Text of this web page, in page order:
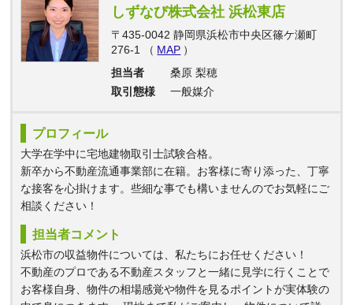
しずなび株式会社 浜松東店
〒435-0042 静岡県浜松市中央区篠ケ瀬町
276-1 （ MAP ）
担当者
桑原 梨穂
取引態様
一般媒介
プロフィール
大学在学中に宅地建物取引士試験合格。
新卒から不動産流通事業部に在籍。お客様に寄り添った、丁寧
な接客を心掛けます。些細な事でも構いませんのでお気軽にご
相談ください！
担当者コメント
浜松市の収益物件については、私たちにお任せください！
不動産のプロである不動産スタッフと一緒に見学に行くことで
お客様自身、物件の相場感覚や物件を見るポイントが実体験の